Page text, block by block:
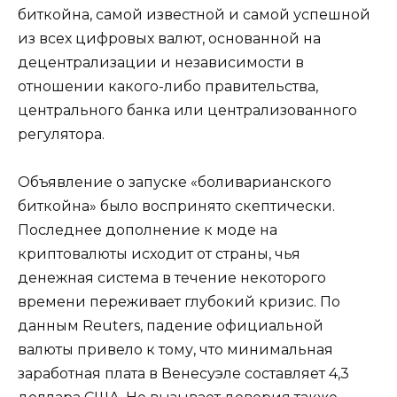
биткойна, самой известной и самой успешной
из всех цифровых валют, основанной на
децентрализации и независимости в
отношении какого-либо правительства,
центрального банка или централизованного
регулятора.
Объявление о запуске «боливарианского
биткойна» было воспринято скептически.
Последнее дополнение к моде на
криптовалюты исходит от страны, чья
денежная система в течение некоторого
времени переживает глубокий кризис. По
данным Reuters, падение официальной
валюты привело к тому, что минимальная
заработная плата в Венесуэле составляет 4,3